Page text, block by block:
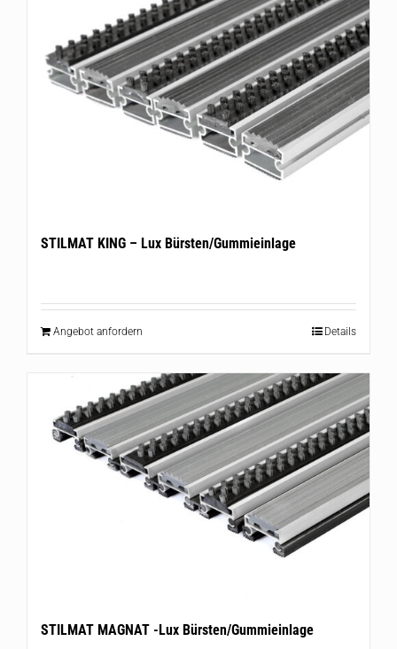
STILMAT KING – Lux Bürsten/Gummieinlage
Angebot anfordern Details
STILMAT MAGNAT -Lux Bürsten/Gummieinlage